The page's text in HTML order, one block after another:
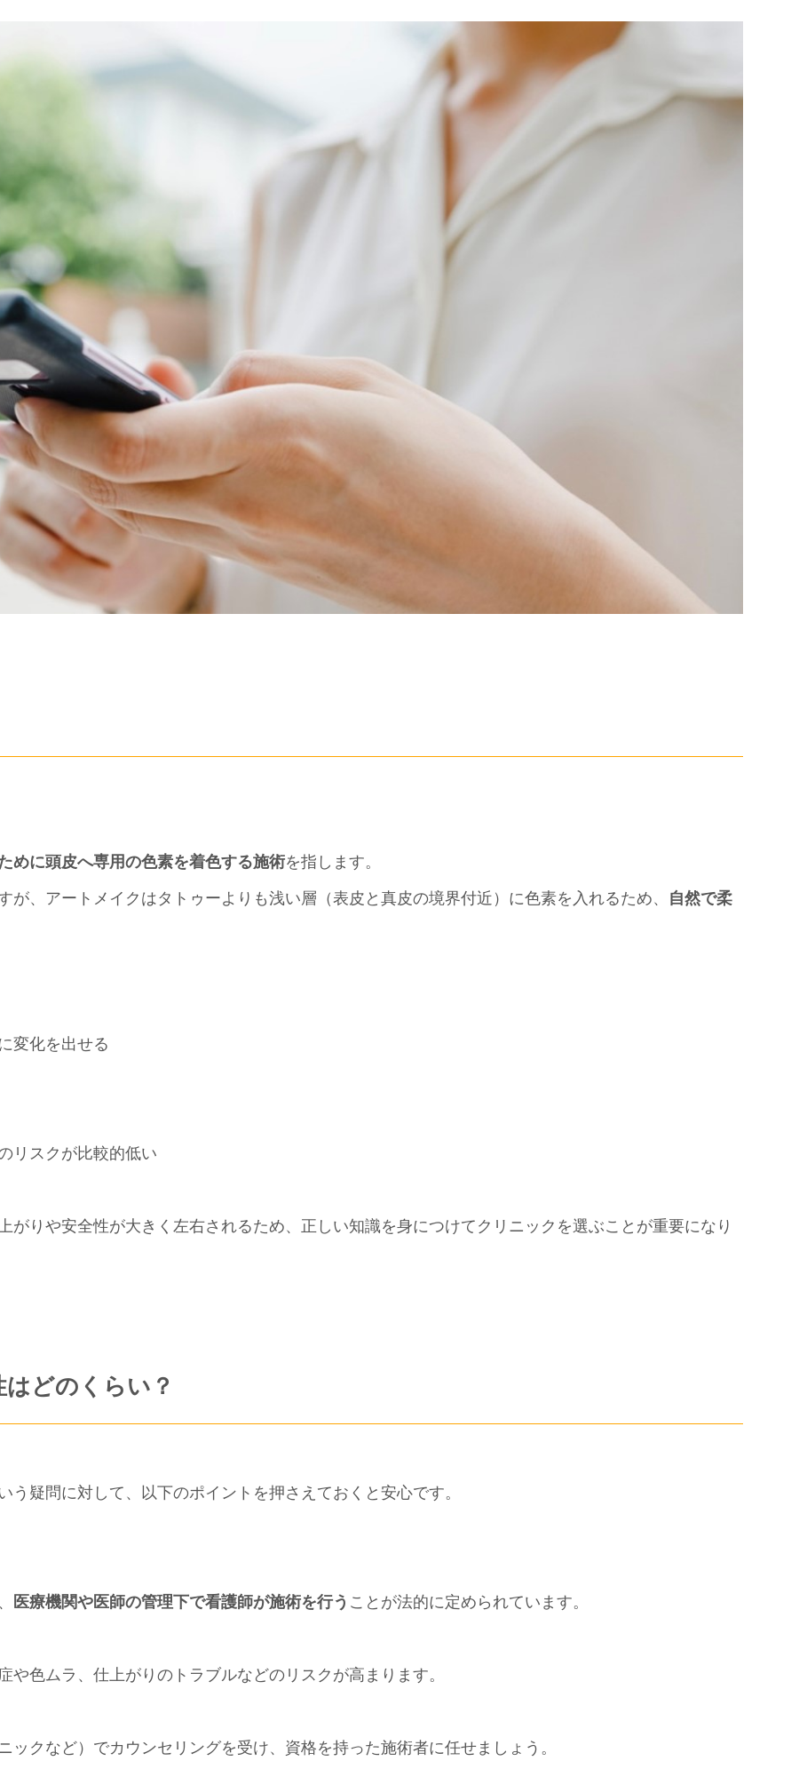
めに頭皮へ専用の色素を着色する施術を指します。
が、アートメイクはタトゥーよりも浅い層（表皮と真皮の境界付近）に色素を入れるため、 自然で柔
変化を出せる
リスクが比較的低い
がりや安全性が大きく左右されるため、正しい知識を身につけてクリニックを選ぶことが重要になり
どのくらい？
う疑問に対して、以下のポイントを押さえておくと安心です。
医療機関や医師の管理下で看護師が施術を行う ことが法的に定められています。
や色ムラ、仕上がりのトラブルなどのリスクが高まります。
ックなど）でカウンセリングを受け、資格を持った施術者に任せましょう。